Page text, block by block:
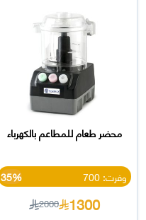
محضر طعام للمطاعم بالكهرباء
وفرت: 700 35%
1300
2000